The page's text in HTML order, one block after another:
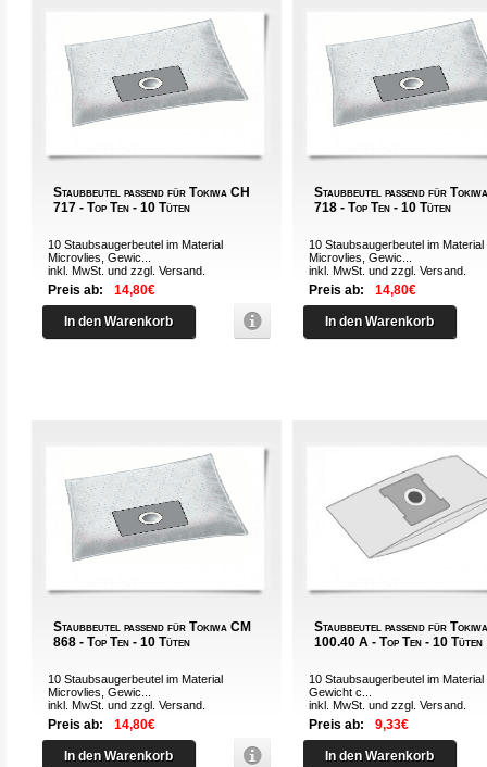
Staubbeutel passend für Tokiwa CH
717 - Top Ten - 10 Tüten
10 Staubsaugerbeutel im Material
Microvlies, Gewic...
inkl. MwSt. und zzgl.Versand
Preis ab: 14,80€
In den Warenkorb
Staubbeutel passend für
718 - Top Ten - 10 Tüten
10 Staubsaugerbeutel im Material
Microvlies, Gewic...
inkl. MwSt. und zzgl.Versand
Preis ab: 14,80€
In den Warenkorb
Staubbeutel passend für Tokiwa CM
868 - Top Ten - 10 Tüten
10 Staubsaugerbeutel im Material
Microvlies, Gewic...
inkl. MwSt. und zzgl.Versand
Preis ab: 14,80€
In den Warenkorb
Staubbeutel passend für
100.40 A - Top Ten - 10 Tüten
10 Staubsaugerbeutel im Material
Gewicht c...
inkl. MwSt. und zzgl.Versand
Preis ab: 9,33€
In den Warenkorb